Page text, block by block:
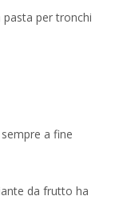
pasta per tronchi
a fine
da frutto ha